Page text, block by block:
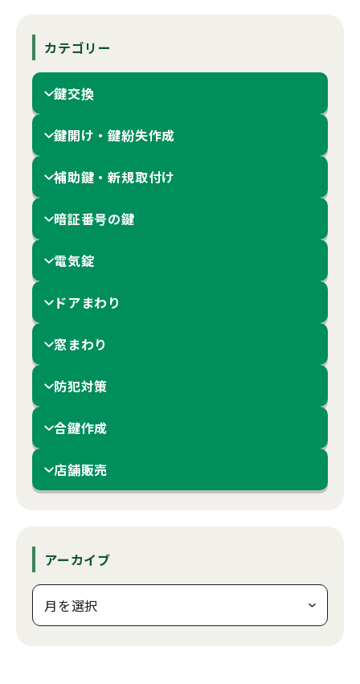
カテゴリー
鍵交換
鍵開け・鍵紛失作成
補助鍵・新規取付け
暗証番号の鍵
電気錠
ドアまわり
窓まわり
防犯対策
合鍵作成
店舗販売
アーカイブ